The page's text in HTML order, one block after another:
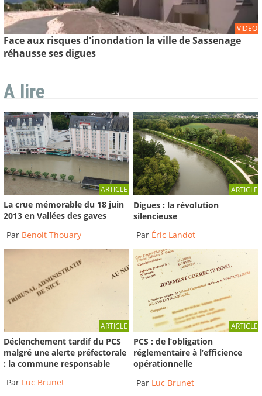
VIDEO
Face aux risques d'inondation la ville de Sassenage
réhausse ses digues
A lire
ARTICLE
La crue mémorable du 18 juin
2013 en Vallées des gaves
Par Benoit Thouary
ARTICLE
Digues : la révolution
silencieuse
Par Éric Landot
ARTICLE
Déclenchement tardif du PCS
malgré une alerte préfectorale
: la commune responsable
Par Luc Brunet
ARTICLE
PCS : de l’obligation
réglementaire à l’efficience
opérationnelle
Par Luc Brunet